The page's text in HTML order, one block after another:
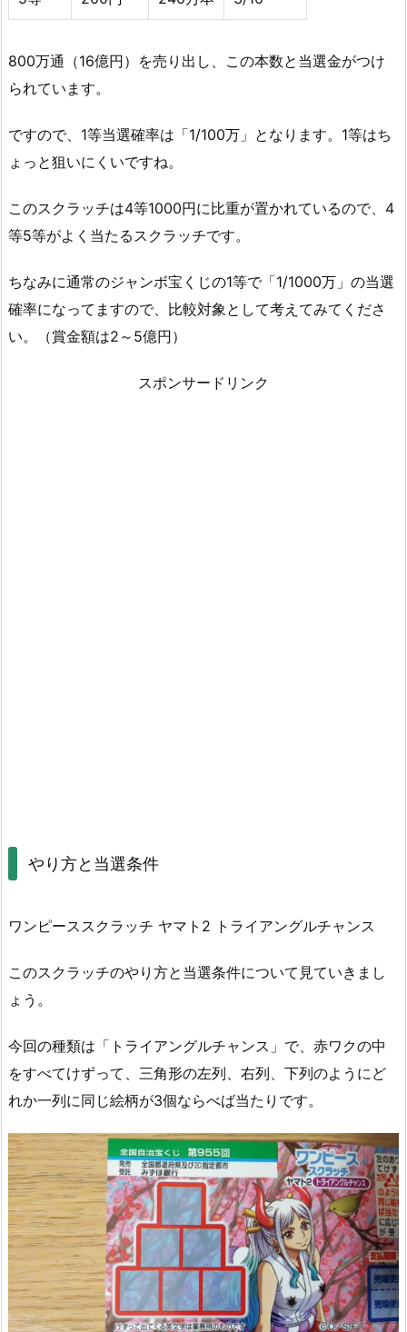
800万通（16億円）を売り出し、この本数と当選金がつけ
られています。
ですので、1等当選確率は「1/100万」となります。1等はち
ょっと狙いにくいですね。
このスクラッチは4等1000円に比重が置かれているので、4
等5等がよく当たるスクラッチです。
ちなみに通常のジャンボ宝くじの1等で「1/1000万」の当選
確率になってますので、比較対象として考えてみてくださ
い。（賞金額は2～5億円）
スポンサードリンク
やり方と当選条件
ワンピーススクラッチ ヤマト2 トライアングルチャンス
このスクラッチのやり方と当選条件について見ていきまし
ょう。
今回の種類は「トライアングルチャンス」で、赤ワクの中
をすべてけずって、三角形の左列、右列、下列のようにど
れか一列に同じ絵柄が3個ならべば当たりです。